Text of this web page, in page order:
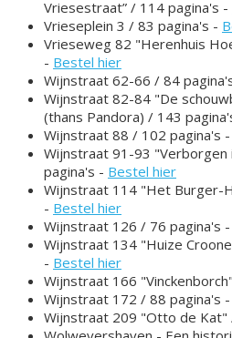
Vriesestraat” / 114 pagina's -
Vrieseplein 3 / 83 pagina's -
Vrieseweg 82 "Herenhuis
- Bestel hier
Wijnstraat 62-66 / 84
Wijnstraat 82-84 "De
(thans Pandora) / 143
Wijnstraat 88 / 102 pagina's -
Wijnstraat 91-93 "Verborgen
pagina's - Bestel hier
Wijnstraat 114 "Het Burger-
- Bestel hier
Wijnstraat 126 / 76 pagina's -
Wijnstraat 134 "Huize
- Bestel hier
Wijnstraat 166
Wijnstraat 172 / 88 pagina's -
Wijnstraat 209 "Otto de Kat"